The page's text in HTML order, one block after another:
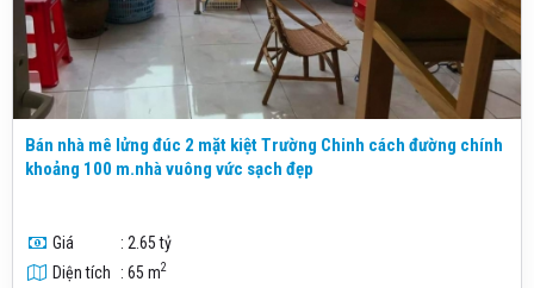
Bán nhà mê lửng đúc 2 mặt kiệt Trường Chinh cách đường chính
khoảng 100 m.nhà vuông vức sạch đẹp
Giá
: 2.65 tỷ
Diện tích
: 65 m2